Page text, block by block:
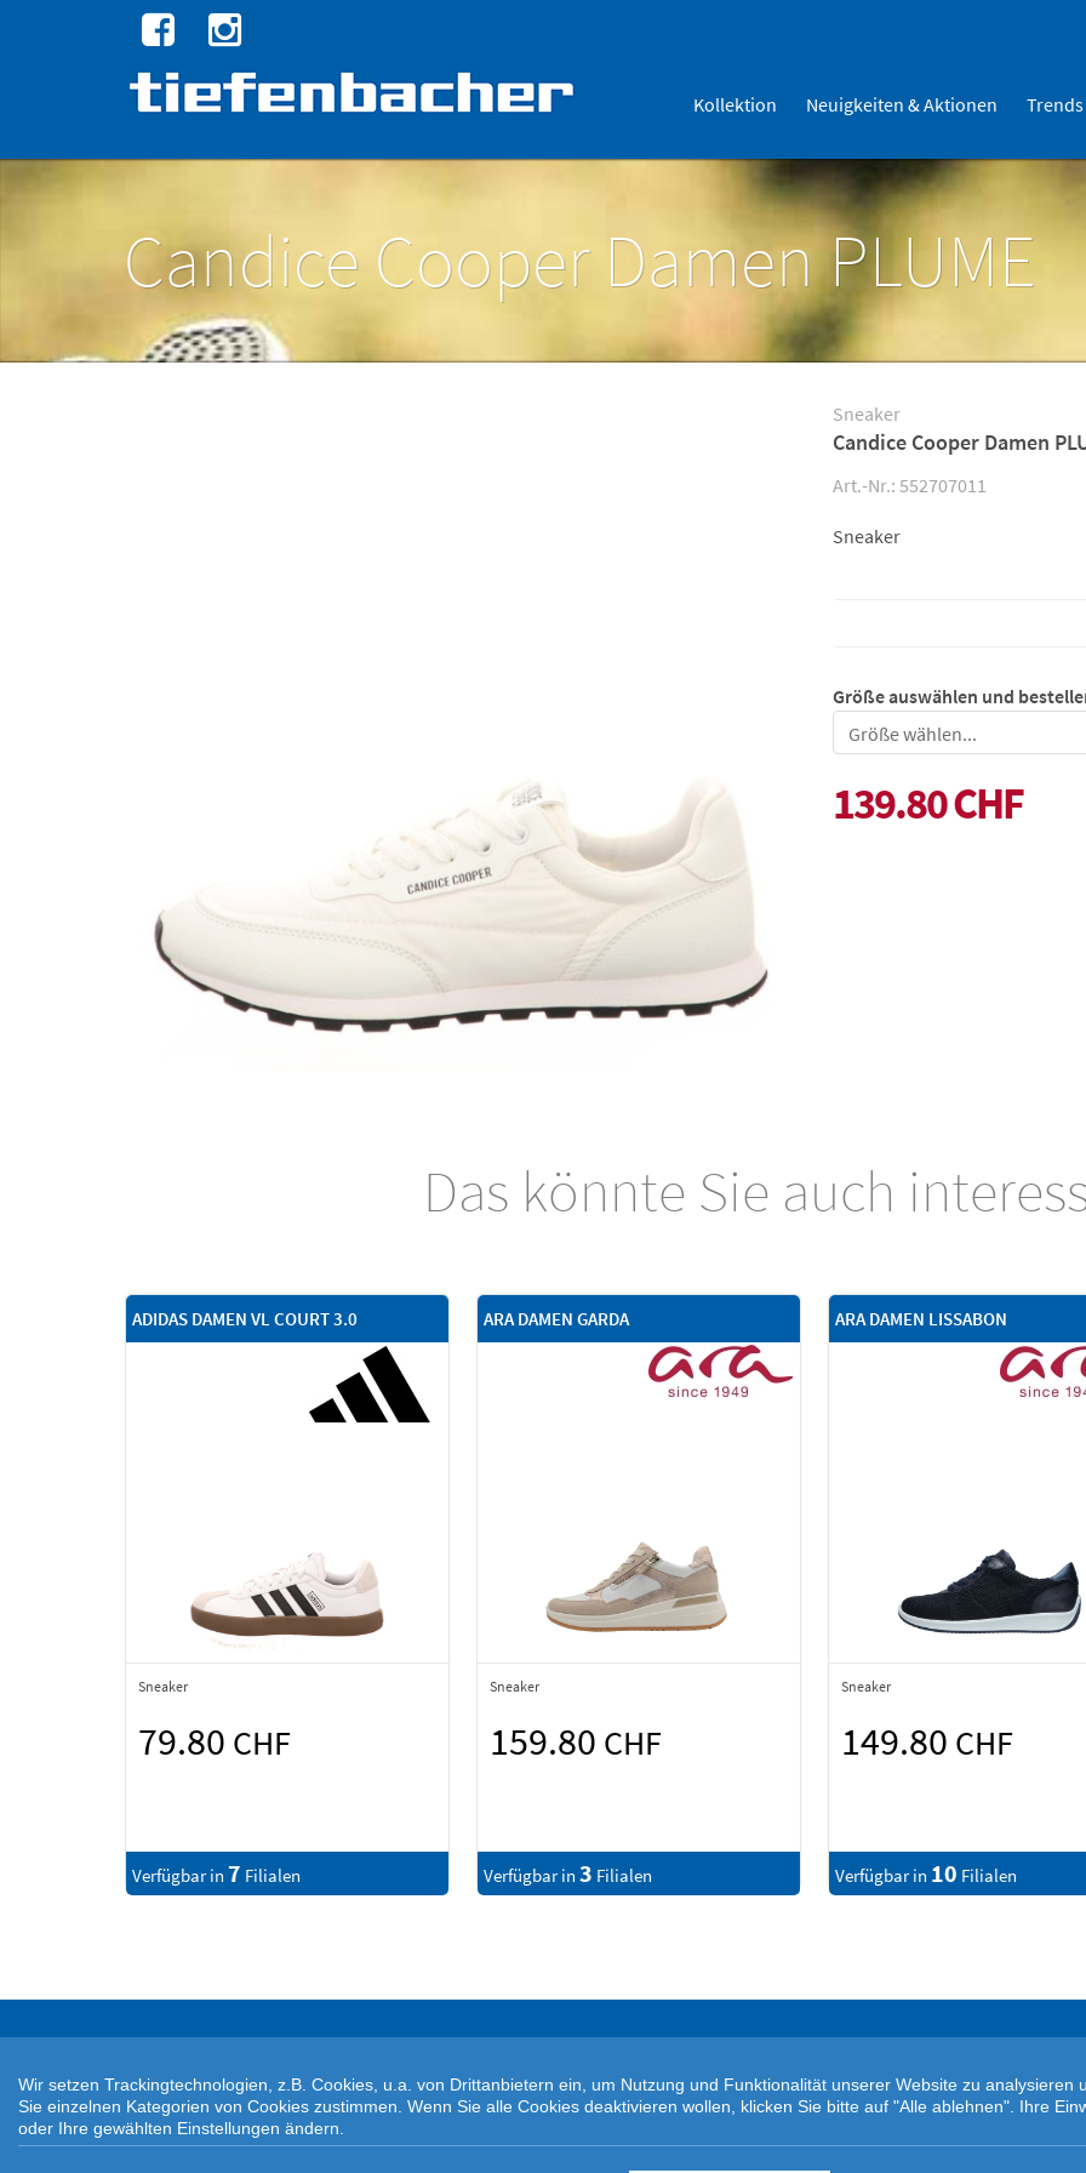
Kollektion Neuigkeiten & Aktionen Trends
Candice Cooper Damen PLUME
Sneaker
Candice Cooper Damen
Art.-Nr.: 552707011
Sneaker
Größe auswählen und
Größe
139.80 CHF
Das könnte Sie auch
ADIDAS DAMEN VL COURT 3.0
Sneaker
79.80 CHF
Verfügbar in 7 Filialen
ARA DAMEN GARDA
Sneaker
159.80 CHF
Verfügbar in 3 Filialen
ARA DAMEN LISSABON
Sneaker
149.80 CHF
Verfügbar in 10 Filialen
Wir setzen Trackingtechnologien, z.B. Cookies, u.a. von Drittanbietern ein, um Nutzung und Funktionalität unserer Website zu
Sie einzelnen Kategorien von Cookies zustimmen. Wenn Sie alle Cookies deaktivieren wollen, klicken Sie bitte auf "Alle ablehnen". Ihre
oder Ihre gewählten Einstellungen ändern.